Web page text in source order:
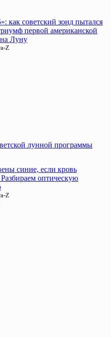
как советский зонд пытался
первой американской
Луну
Z
лунной программы
синие, если кровь
Разбираем оптическую
Z